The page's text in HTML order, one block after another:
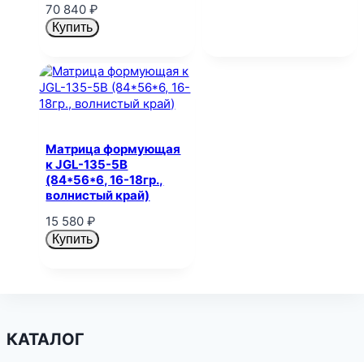
70 840₽
Купить
Матрица формующая
к JGL-135-5B
(84*56*6, 16-18гр.,
волнистый край)
15 580₽
Купить
КАТАЛОГ